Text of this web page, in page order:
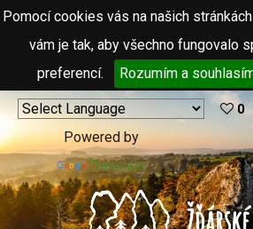
Pomocí cookies vás na našich
vám je tak, aby všechno fungovalo
preferencí.
Rozumím a
Powered by
Translate
0